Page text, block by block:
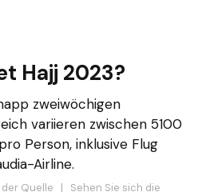
Hajj 2023?
zweiwöchigen
variieren zwischen 5100
Person, inklusive Flug
Airline.
Quelle | Sehen Sie sich die